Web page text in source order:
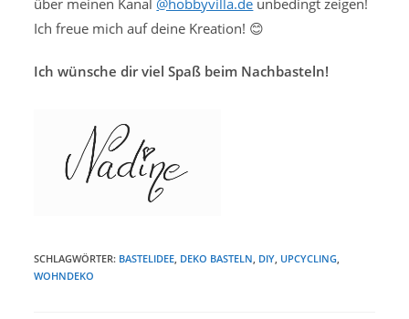
über meinen Kanal @hobbyvilla.de unbedingt zeigen!
Ich freue mich auf deine Kreation! 😊
Ich wünsche dir viel Spaß beim Nachbasteln!
SCHLAGWÖRTER: BASTELIDEE, DEKO BASTELN, DIY, UPCYCLING,
WOHNDEKO